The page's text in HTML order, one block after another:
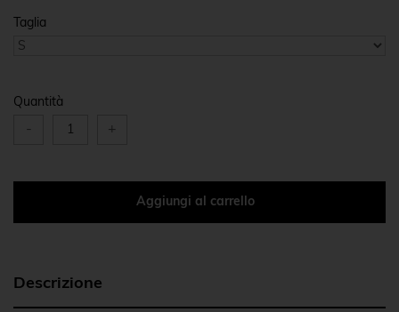
Taglia
Quantità
- +
Aggiungi al carrello
Descrizione